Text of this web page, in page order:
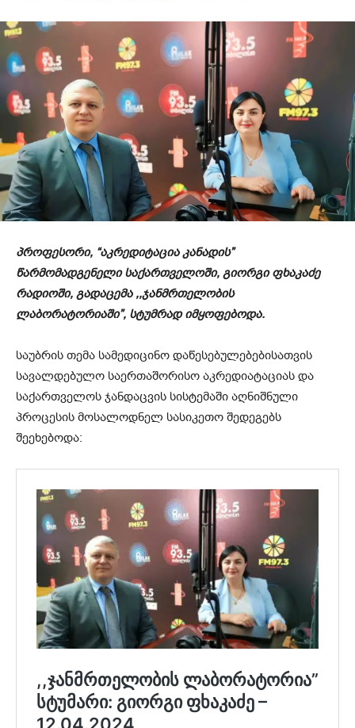
პროფესორი, “აკრედიტაცია კანადის”
წარმომადგენელი საქართველოში, გიორგი ფხაკაძე
რადიოში, გადაცემა ,,ჯანმრთელობის
ლაბორატორიაში”, სტუმრად იმყოფებოდა.
საუბრის თემა სამედიცინო დაწესებულებებისათვის
სავალდებულო საერთაშორისო აკრედიატაციას და
საქართველოს ჯანდაცვის სისტემაში აღნიშნული
პროცესის მოსალოდნელ სასიკეთო შედეგებს
შეეხებოდა: